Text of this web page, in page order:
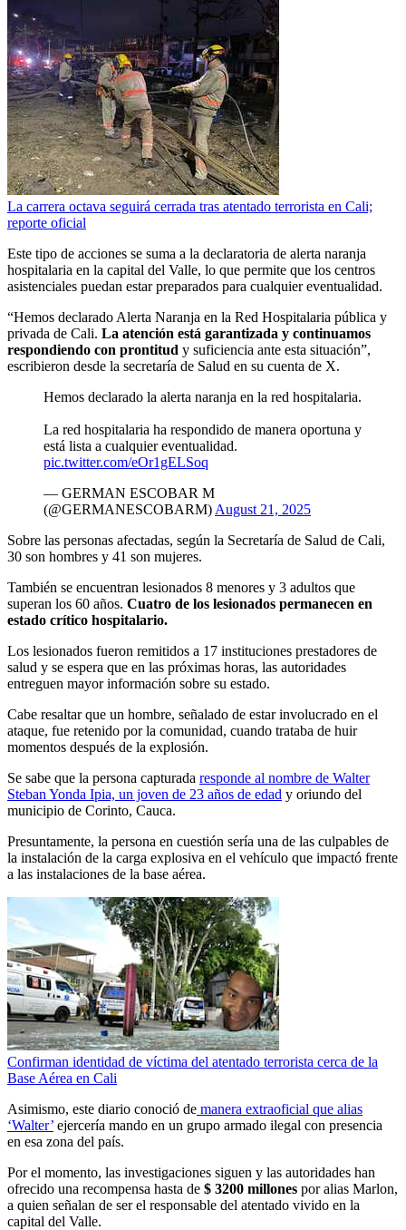
La carrera octava seguirá cerrada tras atentado terrorista en Cali;
reporte oficial
Este tipo de acciones se suma a la declaratoria de alerta naranja
hospitalaria en la capital del Valle, lo que permite que los centros
asistenciales puedan estar preparados para cualquier eventualidad.
“Hemos declarado Alerta Naranja en la Red Hospitalaria pública y
privada de Cali. La atención está garantizada y continuamos
respondiendo con prontitud y suficiencia ante esta situación”,
escribieron desde la secretaría de Salud en su cuenta de X.
Hemos declarado la alerta naranja en la red hospitalaria.
La red hospitalaria ha respondido de manera oportuna y
está lista a cualquier eventualidad.
pic.twitter.com/eOr1gELSoq
— GERMAN ESCOBAR M
(@GERMANESCOBARM) August 21, 2025
Sobre las personas afectadas, según la Secretaría de Salud de Cali,
30 son hombres y 41 son mujeres.
También se encuentran lesionados 8 menores y 3 adultos que
superan los 60 años. Cuatro de los lesionados permanecen en
estado crítico hospitalario.
Los lesionados fueron remitidos a 17 instituciones prestadores de
salud y se espera que en las próximas horas, las autoridades
entreguen mayor información sobre su estado.
Cabe resaltar que un hombre, señalado de estar involucrado en el
ataque, fue retenido por la comunidad, cuando trataba de huir
momentos después de la explosión.
Se sabe que la persona capturada responde al nombre de Walter
Steban Yonda Ipia, un joven de 23 años de edad y oriundo del
municipio de Corinto, Cauca.
Presuntamente, la persona en cuestión sería una de las culpables de
la instalación de la carga explosiva en el vehículo que impactó frente
a las instalaciones de la base aérea.
Confirman identidad de víctima del atentado terrorista cerca de la
Base Aérea en Cali
Asimismo, este diario conoció de manera extraoficial que alias
‘Walter’ ejercería mando en un grupo armado ilegal con presencia
en esa zona del país.
Por el momento, las investigaciones siguen y las autoridades han
ofrecido una recompensa hasta de $ 3200 millones por alias Marlon,
a quien señalan de ser el responsable del atentado vivido en la
capital del Valle.